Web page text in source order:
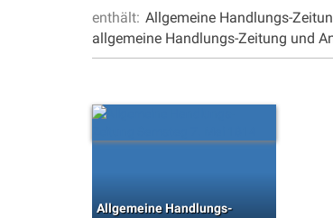
enthält: Allgemeine Handlungs-
allgemeine Handlungs-Zeitung und
Allgemeine Handlungs-